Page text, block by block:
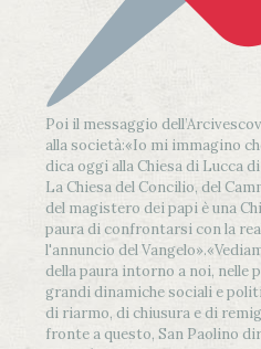
Poi il messaggio
alla società:«Io mi immagino
dica oggi alla Chiesa di Lucca
La Chiesa del Concilio, del
del magistero dei papi è una
paura di confrontarsi con la
l'annuncio del Vangelo».
della paura intorno a noi, nelle
grandi dinamiche sociali e
di riarmo, di chiusura e di
fronte a questo, San Paolino